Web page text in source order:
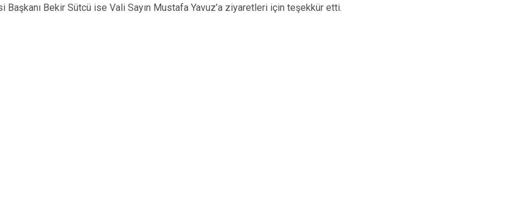
Başkanı Bekir Sütcü ise Vali Sayın Mustafa Yavuz’a ziyaretleri için teşekkür etti.